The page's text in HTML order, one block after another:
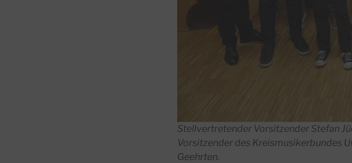
Stellvertretender Vorsitzender Stefan
Vorsitzender des Kreismusikerbundes
Geehrten.